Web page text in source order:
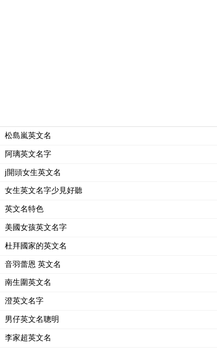
松島嵐英文名
阿璃英文名字
j開頭女生英文名
女生英文名字少見好聽
英文名特色
美國女孩英文名字
杜拜國家的英文名
音羽蕾恩 英文名
南生圍英文名
澄英文名字
男仔英文名聰明
李家超英文名